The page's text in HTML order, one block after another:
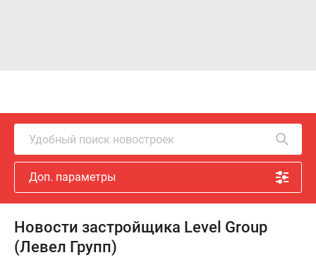
Удобный поиск новостроек
Доп. параметры
Новости застройщика Level Group
(Левел Групп)